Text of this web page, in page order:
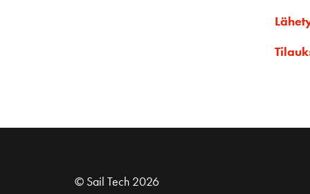
© Sail Tech 2026